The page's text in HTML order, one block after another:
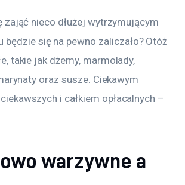
zająć nieco dłużej wytrzymującym
się na pewno zaliczało? Otóż
takie jak dżemy, marmolady,
oraz susze. Ciekawym
i całkiem opłacalnych –
warzywne a